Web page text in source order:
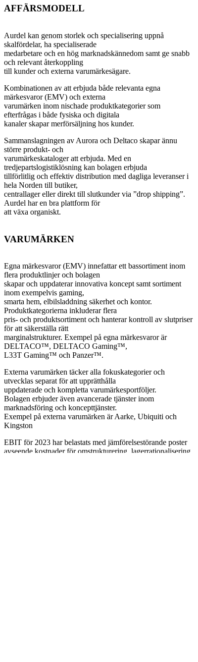
AFFÄRSMODELL
Aurdel kan genom storlek och specialisering uppnå
skalfördelar, ha specialiserade
medarbetare och en hög marknadskännedom samt ge snabb
och relevant återkoppling
till kunder och externa varumärkesägare.
Kombinationen av att erbjuda både relevanta egna
märkesvaror (EMV) och externa
varumärken inom nischade produktkategorier som
efterfrågas i både fysiska och digitala
kanaler skapar merförsäljning hos kunder.
Sammanslagningen av Aurora och Deltaco skapar ännu
större produkt- och
varumärkeskataloger att erbjuda. Med en
tredjepartslogistiklösning kan bolagen erbjuda
tillförlitlig och effektiv distribution med dagliga leveranser i
hela Norden till butiker,
centrallager eller direkt till slutkunder via ”drop shipping”.
Aurdel har en bra plattform för
att växa organiskt.
VARUMÄRKEN
Egna märkesvaror (EMV) innefattar ett bassortiment inom
flera produktlinjer och bolagen
skapar och uppdaterar innovativa koncept samt sortiment
inom exempelvis gaming,
smarta hem, elbilsladdning säkerhet och kontor.
Produktkategorierna inkluderar flera
pris- och produktsortiment och hanterar kontroll av slutpriser
för att säkerställa rätt
marginalstrukturer. Exempel på egna märkesvaror är
DELTACO™, DELTACO Gaming™,
L33T Gaming™ och Panzer™.
Externa varumärken täcker alla fokuskategorier och
utvecklas separat för att upprätthålla
uppdaterade och kompletta varumärkesportföljer.
Bolagen erbjuder även avancerade tjänster inom
marknadsföring och koncepttjänster.
Exempel på externa varumärken är Aarke, Ubiquiti och
Kingston
EBIT för 2023 har belastats med jämförelsestörande poster
avseende kostnader för omstrukturering, lagerrationalisering